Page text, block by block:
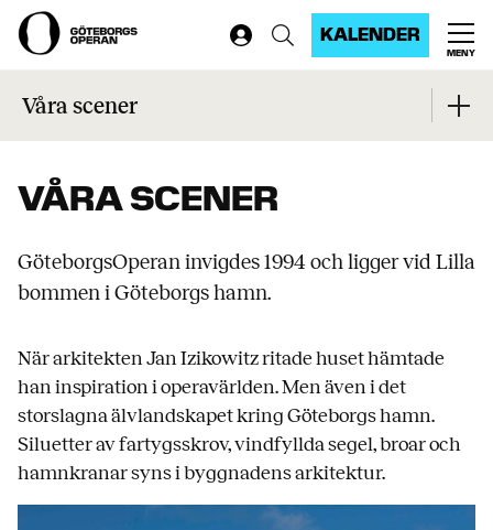
KALENDER
MENY
Start
VÅRA SCENER
GöteborgsOperan invigdes 1994 och ligger vid Lilla
bommen i Göteborgs hamn.
Våra scener
När arkitekten Jan Izikowitz ritade huset hämtade
han inspiration i operavärlden. Men även i det
storslagna älvlandskapet kring Göteborgs hamn.
Siluetter av fartygsskrov, vindfyllda segel, broar och
hamnkranar syns i byggnadens arkitektur.